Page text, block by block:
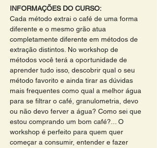
INFORMAÇÕES DO CURSO:
Cada método extrai o café de uma forma
diferente e o mesmo grão atua
completamente diferente em métodos de
extração distintos. No workshop de
métodos você terá a oportunidade de
aprender tudo isso, descobrir qual o seu
método favorito e ainda tirar as dúvidas
mais frequentes como qual a melhor água
para se filtrar o café, granulometria, devo
ou não devo ferver a água? Como sei que
estou comprando um bom café?... O
workshop é perfeito para quem quer
começar a consumir, entender e fazer